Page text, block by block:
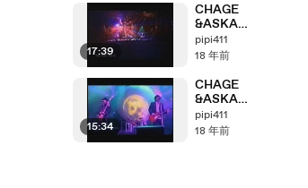
17:39
CHAGE
&ASKA
Anthology
「2000＞2001」
pipi411
18 年前
15:34
CHAGE
&ASKA
Anthology
「2000＞2001」
pipi411
18 年前